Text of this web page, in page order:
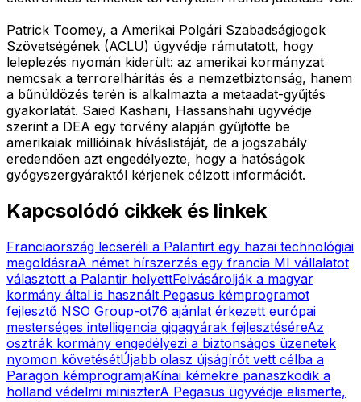
Patrick Toomey, a Amerikai Polgári Szabadságjogok
Szövetségének (ACLU) ügyvédje rámutatott, hogy
leleplezés nyomán kiderült: az amerikai kormányzat
nemcsak a terrorelhárítás és a nemzetbiztonság, hanem
a bűnüldözés terén is alkalmazta a metaadat-gyűjtés
gyakorlatát. Saied Kashani, Hassanshahi ügyvédje
szerint a DEA egy törvény alapján gyűjtötte be
amerikaiak millióinak híváslistáját, de a jogszabály
eredendően azt engedélyezte, hogy a hatóságok
gyógyszergyáraktól kérjenek célzott információt.
Kapcsolódó cikkek és linkek
Franciaország lecseréli a Palantirt egy hazai technológiai
megoldásraA német hírszerzés egy francia MI vállalatot
választott a Palantir helyettFelvásárolják a magyar
kormány által is használt Pegasus kémprogramot
fejlesztő NSO Group-ot76 ajánlat érkezett európai
mesterséges intelligencia gigagyárak fejlesztéséreAz
osztrák kormány engedélyezi a biztonságos üzenetek
nyomon követésétÚjabb olasz újságírót vett célba a
Paragon kémprogramjaKínai kémekre panaszkodik a
holland védelmi miniszterA Pegasus ügyvédje elismerte,